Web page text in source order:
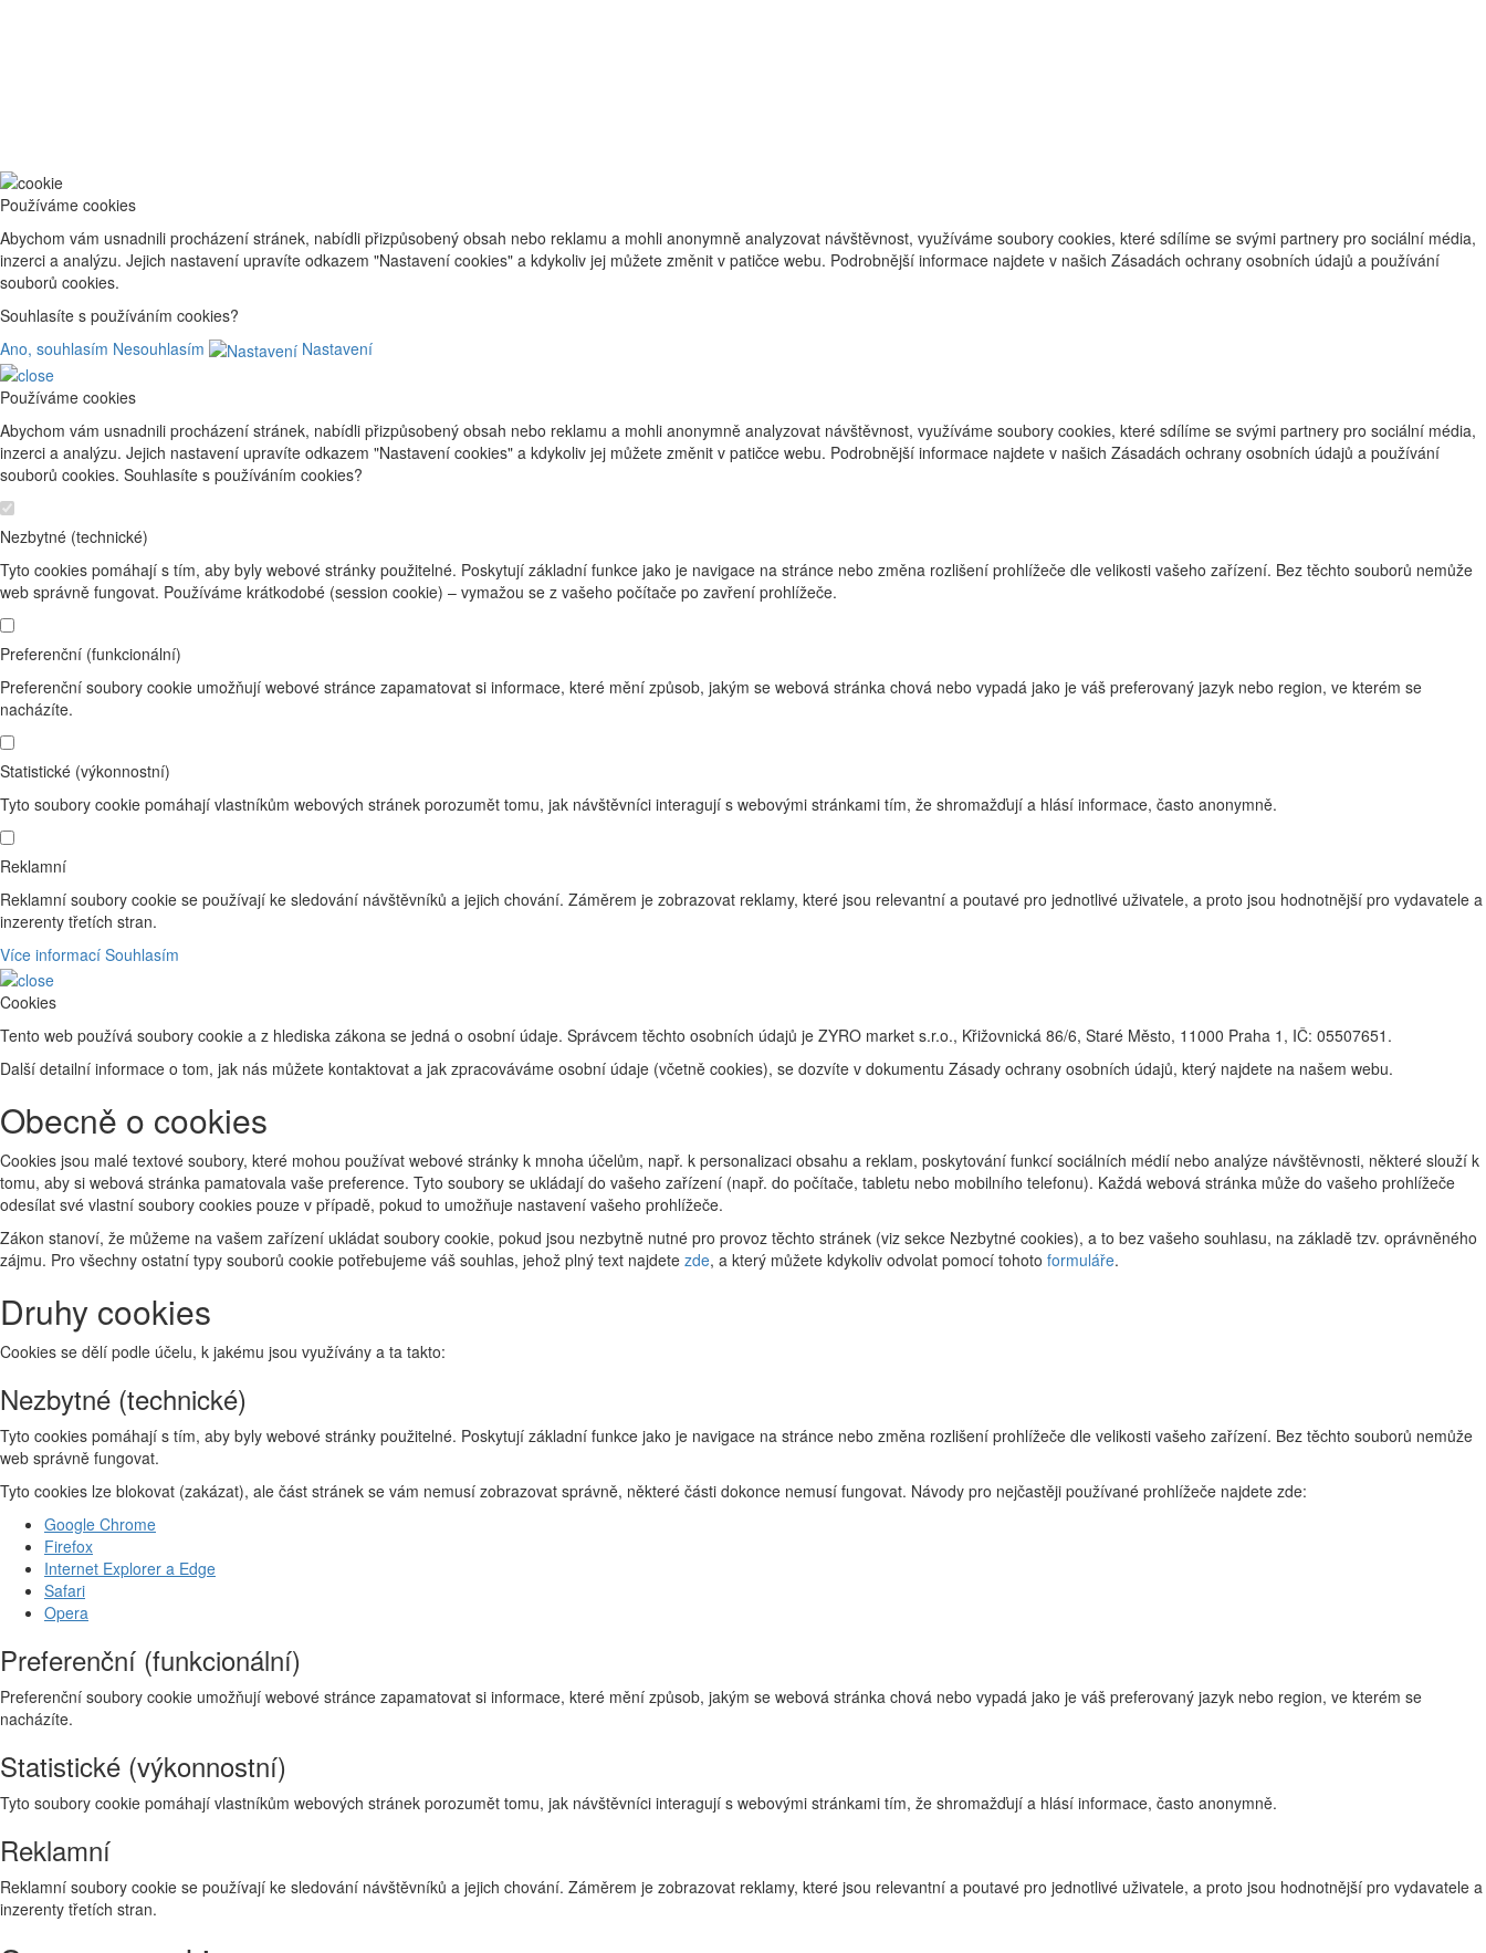
Používáme cookies
Abychom vám usnadnili procházení stránek, nabídli přizpůsobený obsah nebo reklamu a mohli anonymně analyzovat návštěvnost, využíváme soubory cookies, které sdílíme se svými partnery pro sociální média,
inzerci a analýzu. Jejich nastavení upravíte odkazem "Nastavení cookies" a kdykoliv jej můžete změnit v patičce webu. Podrobnější informace najdete v našich Zásadách ochrany osobních údajů a používání
souborů cookies.
Souhlasíte s používáním cookies?
Ano, souhlasím Nesouhlasím Nastavení
Používáme cookies
Abychom vám usnadnili procházení stránek, nabídli přizpůsobený obsah nebo reklamu a mohli anonymně analyzovat návštěvnost, využíváme soubory cookies, které sdílíme se svými partnery pro sociální média,
inzerci a analýzu. Jejich nastavení upravíte odkazem "Nastavení cookies" a kdykoliv jej můžete změnit v patičce webu. Podrobnější informace najdete v našich Zásadách ochrany osobních údajů a používání
souborů cookies. Souhlasíte s používáním cookies?
Nezbytné (technické)
Tyto cookies pomáhají s tím, aby byly webové stránky použitelné. Poskytují základní funkce jako je navigace na stránce nebo změna rozlišení prohlížeče dle velikosti vašeho zařízení. Bez těchto souborů nemůže
web správně fungovat. Používáme krátkodobé (session cookie) – vymažou se z vašeho počítače po zavření prohlížeče.
Preferenční (funkcionální)
Preferenční soubory cookie umožňují webové stránce zapamatovat si informace, které mění způsob, jakým se webová stránka chová nebo vypadá jako je váš preferovaný jazyk nebo region, ve kterém se
nacházíte.
Statistické (výkonnostní)
Tyto soubory cookie pomáhají vlastníkům webových stránek porozumět tomu, jak návštěvníci interagují s webovými stránkami tím, že shromažďují a hlásí informace, často anonymně.
Reklamní
Reklamní soubory cookie se používají ke sledování návštěvníků a jejich chování. Záměrem je zobrazovat reklamy, které jsou relevantní a poutavé pro jednotlivé uživatele, a proto jsou hodnotnější pro vydavatele a
inzerenty třetích stran.
Více informací Souhlasím
Cookies
Tento web používá soubory cookie a z hlediska zákona se jedná o osobní údaje. Správcem těchto osobních údajů je ZYRO market s.r.o., Křižovnická 86/6, Staré Město, 11000 Praha 1, IČ: 05507651.
Další detailní informace o tom, jak nás můžete kontaktovat a jak zpracováváme osobní údaje (včetně cookies), se dozvíte v dokumentu Zásady ochrany osobních údajů, který najdete na našem webu.
Obecně o cookies
Cookies jsou malé textové soubory, které mohou používat webové stránky k mnoha účelům, např. k personalizaci obsahu a reklam, poskytování funkcí sociálních médií nebo analýze návštěvnosti, některé slouží k
tomu, aby si webová stránka pamatovala vaše preference. Tyto soubory se ukládají do vašeho zařízení (např. do počítače, tabletu nebo mobilního telefonu). Každá webová stránka může do vašeho prohlížeče
odesílat své vlastní soubory cookies pouze v případě, pokud to umožňuje nastavení vašeho prohlížeče.
Zákon stanoví, že můžeme na vašem zařízení ukládat soubory cookie, pokud jsou nezbytně nutné pro provoz těchto stránek (viz sekce Nezbytné cookies), a to bez vašeho souhlasu, na základě tzv. oprávněného
zájmu. Pro všechny ostatní typy souborů cookie potřebujeme váš souhlas, jehož plný text najdete zde, a který můžete kdykoliv odvolat pomocí tohoto formuláře.
Druhy cookies
Cookies se dělí podle účelu, k jakému jsou využívány a ta takto:
Nezbytné (technické)
Tyto cookies pomáhají s tím, aby byly webové stránky použitelné. Poskytují základní funkce jako je navigace na stránce nebo změna rozlišení prohlížeče dle velikosti vašeho zařízení. Bez těchto souborů nemůže
web správně fungovat.
Tyto cookies lze blokovat (zakázat), ale část stránek se vám nemusí zobrazovat správně, některé části dokonce nemusí fungovat. Návody pro nejčastěji používané prohlížeče najdete zde:
Google Chrome
Firefox
Internet Explorer a Edge
Safari
Opera
Preferenční (funkcionální)
Preferenční soubory cookie umožňují webové stránce zapamatovat si informace, které mění způsob, jakým se webová stránka chová nebo vypadá jako je váš preferovaný jazyk nebo region, ve kterém se
nacházíte.
Statistické (výkonnostní)
Tyto soubory cookie pomáhají vlastníkům webových stránek porozumět tomu, jak návštěvníci interagují s webovými stránkami tím, že shromažďují a hlásí informace, často anonymně.
Reklamní
Reklamní soubory cookie se používají ke sledování návštěvníků a jejich chování. Záměrem je zobrazovat reklamy, které jsou relevantní a poutavé pro jednotlivé uživatele, a proto jsou hodnotnější pro vydavatele a
inzerenty třetích stran.